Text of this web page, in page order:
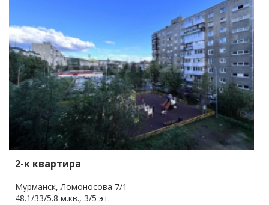
2-к квартира
Мурманск, Ломоносова 7/1
48.1/33/5.8 м.кв., 3/5 эт.